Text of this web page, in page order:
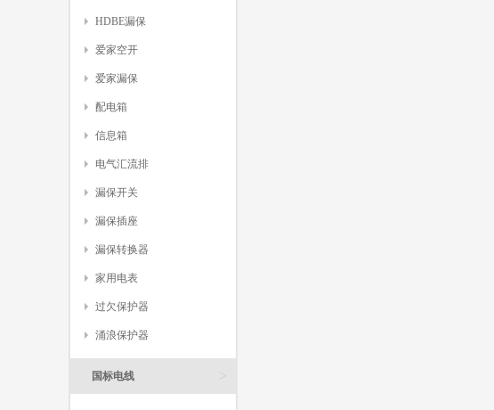
HDBE漏保
爱家空开
爱家漏保
配电箱
信息箱
电气汇流排
漏保开关
漏保插座
漏保转换器
家用电表
过欠保护器
涌浪保护器
国标电线